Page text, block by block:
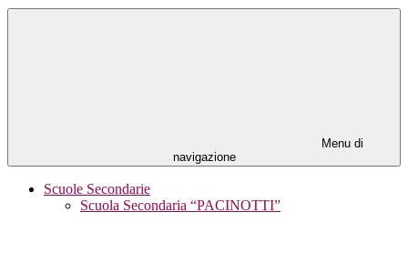
Menu di
navigazione
Scuole Secondarie
Scuola Secondaria “PACINOTTI”